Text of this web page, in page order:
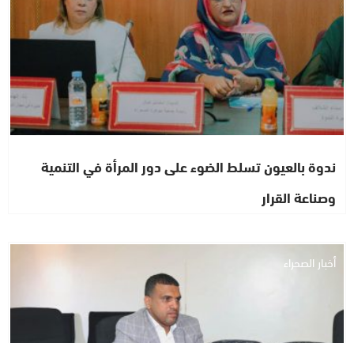
ندوة بالعيون تسلط الضوء على دور المرأة في التنمية
وصناعة القرار
أخبار الصحراء